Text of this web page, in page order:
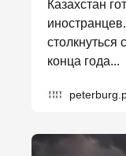
Казахстан
конца года...